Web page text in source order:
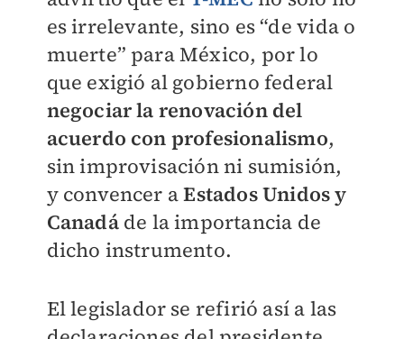
es irrelevante, sino es “de vida o
muerte” para México, por lo
que exigió al gobierno federal
negociar la renovación del
acuerdo con profesionalismo,
sin improvisación ni sumisión,
y convencer aEstados Unidos y
Canadáde la importancia de
dicho instrumento.
El legislador se refirió así a las